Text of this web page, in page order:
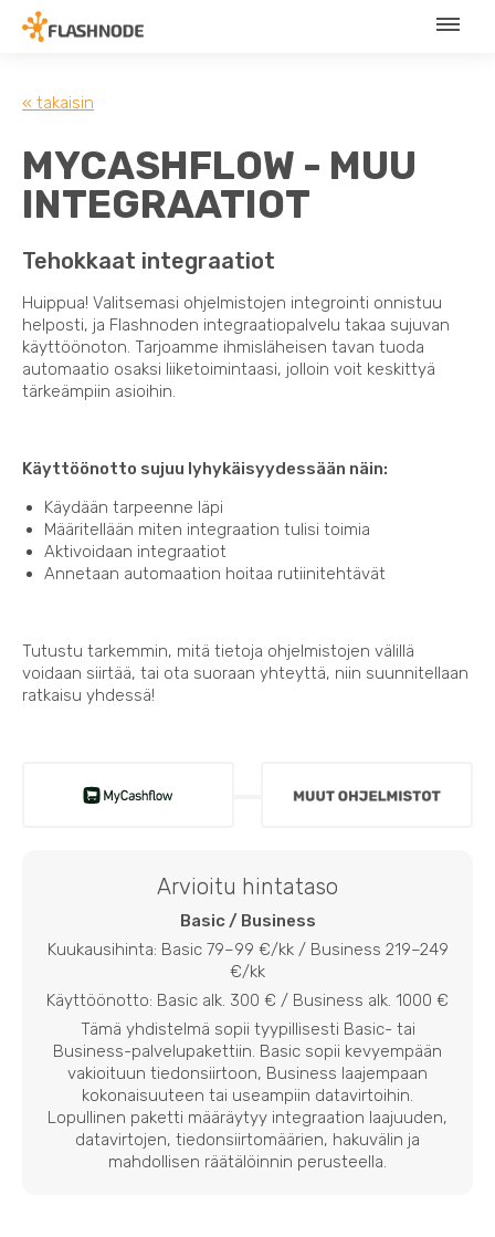
« takaisin
MYCASHFLOW - MUU
INTEGRAATIOT
Tehokkaat integraatiot
Huippua! Valitsemasi ohjelmistojen integrointi onnistuu
helposti, ja Flashnoden integraatiopalvelu takaa sujuvan
käyttöönoton. Tarjoamme ihmisläheisen tavan tuoda
automaatio osaksi liiketoimintaasi, jolloin voit keskittyä
tärkeämpiin asioihin.
Käyttöönotto sujuu lyhykäisyydessään näin:
Käydään tarpeenne läpi
Määritellään miten integraation tulisi toimia
Aktivoidaan integraatiot
Annetaan automaation hoitaa rutiinitehtävät
Tutustu tarkemmin, mitä tietoja ohjelmistojen välillä
voidaan siirtää, tai ota suoraan yhteyttä, niin suunnitellaan
ratkaisu yhdessä!
Arvioitu hintataso
Basic / Business
Kuukausihinta: Basic 79–99 €/kk / Business 219–249
€/kk
Käyttöönotto: Basic alk. 300 € / Business alk. 1000 €
Tämä yhdistelmä sopii tyypillisesti Basic- tai
Business-palvelupakettiin. Basic sopii kevyempään
vakioituun tiedonsiirtoon, Business laajempaan
kokonaisuuteen tai useampiin datavirtoihin.
Lopullinen paketti määräytyy integraation laajuuden,
datavirtojen, tiedonsiirtomäärien, hakuvälin ja
mahdollisen räätälöinnin perusteella.